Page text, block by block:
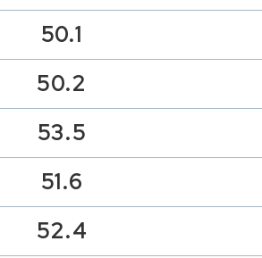
50.1
50.2
53.5
51.6
52.4